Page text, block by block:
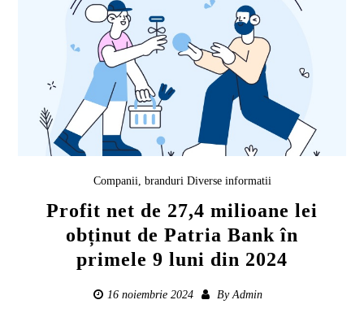
Companii, branduri Diverse informatii
Profit net de 27,4 milioane lei
obținut de Patria Bank în
primele 9 luni din 2024
16 noiembrie 2024 ByAdmin